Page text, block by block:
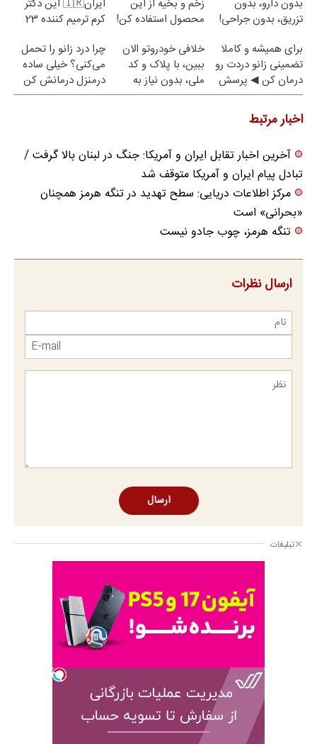
بدون دارو، بدون
تزریق، بدون جراحی!
زخم و بخیه از این
محصول استفاده کن!
ایران🇮🇷 این دکتر
کرم ترمیم کننده 23
برای همیشه و کاملا
تضمینی زانو دردت رو
درمان کن ◀ پرسش
نامه ▶
خلافی خودروتو الان
ببین، با پلاک و کد
ملی، بدون نیاز به
مراجعه حضوری
چرا درد زانو را تحمل
می‌کنی؟ خیلی ساده
درمنزل درمانش کن
اخبار مرتبط
آخرین اخبار تقابل ایران و آمریکا: جنگ در لبنان بالا گرفت /
تبادل پیام ایران و آمریکا متوقف شد
مرکز اطلاعات دریایی: سطح تهدید در تنگه هرمز همچنان
«بحرانی» است
تنگه هرمز، چوب جادو نیست
ارسال نظرات
ارسال
تبلیغات